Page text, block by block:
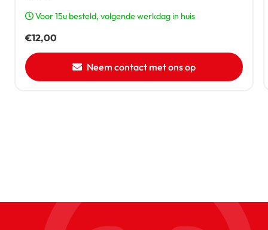
Voor 15u besteld, volgende werkdag in huis
€12,00
Neem contact met ons op